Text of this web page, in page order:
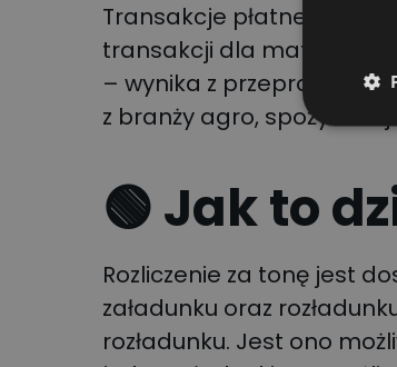
Transakcje płatne za
transakcji dla materiałów
– wynika z
z branży agro, spożywczej
🟢 Jak to
Rozliczenie za tonę jest
załadunku oraz
rozładunku. Jest ono